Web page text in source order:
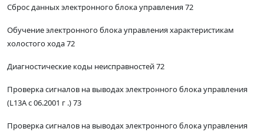
Сброс данных электронного блока управления 72
Обучение электронного блока управления характеристикам
холостого хода 72
Диагностические коды неисправностей 72
Проверка сигналов на выводах электронного блока управления
(L13A с 06.2001 г .) 73
Проверка сигналов на выводах электронного блока управления